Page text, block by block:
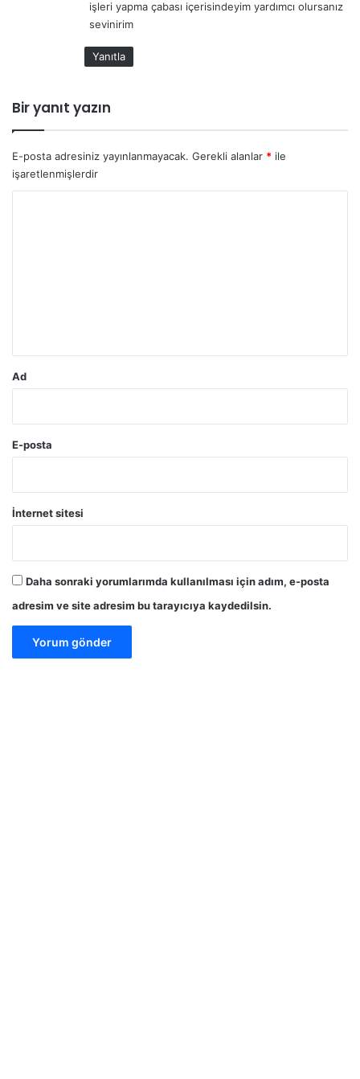
işleri yapma çabası içerisindeyim yardımcı olursanız
sevinirim
Yanıtla
Bir yanıt yazın
E-posta adresiniz yayınlanmayacak. Gerekli alanlar * ile
işaretlenmişlerdir
Ad
E-posta
İnternet sitesi
Daha sonraki yorumlarımda kullanılması için adım, e-posta
adresim ve site adresim bu tarayıcıya kaydedilsin.